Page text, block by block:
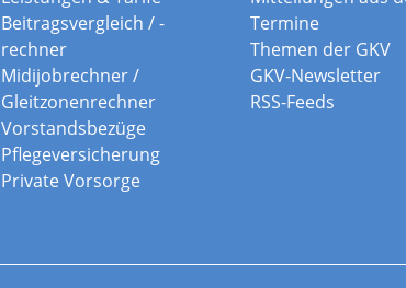
Beitragsvergleich / -
rechner
Midijobrechner /
Gleitzonenrechner
Vorstandsbezüge
Pflegeversicherung
Private Vorsorge
Termine
Themen der GKV
GKV-Newsletter
RSS-Feeds